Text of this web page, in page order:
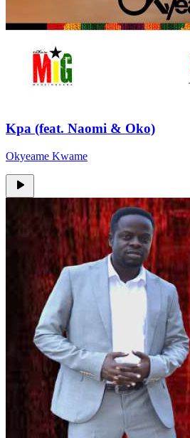
Kpa (feat. Naomi & Oko)
Okyeame Kwame